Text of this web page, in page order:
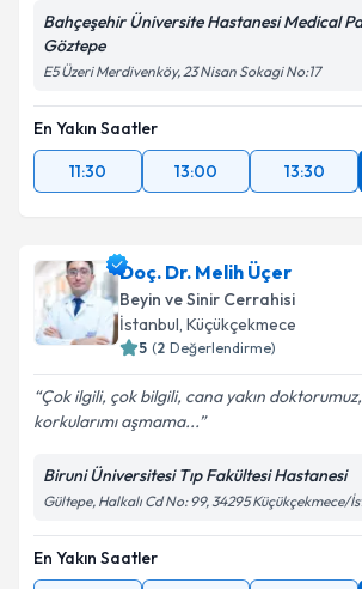
Bahçeşehir Üniversite Hastanesi Medical
Göztepe
E5 Üzeri Merdivenköy, 23 Nisan Sokagi No:17
En Yakın Saatler
11:30
13:00 13:30
Doç. Dr. Melih Üçer
Beyin ve Sinir Cerrahisi
İstanbul, Küçükçekmece
5 (2 Değerlendirme)
Çok ilgili, çok bilgili, cana yakın
korkularımı aşmama...
Biruni Üniversitesi Tıp Fakültesi Hastanesi
Gültepe, Halkalı Cd No: 99, 34295 Küçükçekmece/
En Yakın Saatler